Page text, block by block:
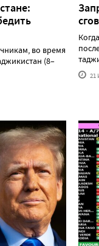
во время
(8–
21